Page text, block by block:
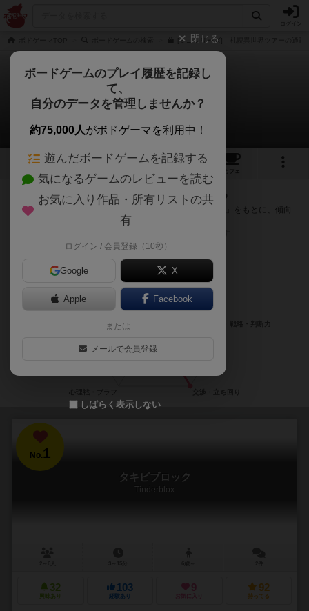
[ミニシリーズ] 札幌異世界ツアーの通販/
札幌異世界ツアー
次のおすすめボードゲーム
3 1
カフェ
『札幌異世界ツアー』が好きな方へのおすすめ
このゲームのトップページで投票された「プレイ感の評価」をもとに、傾向
が近いボードゲームをランキング形式で紹介します。
No.1
タキビブロック
Tinderblox
32
興味あり
103
経験あり
9
お気に入り
92
持ってる
閉じる
ボードゲームのプレイ履歴を記録し
て、
自分のデータを管理しませんか？
約75,000人がボドゲーマを利用中！
遊んだボードゲームを記録する
気になるゲームのレビューを読む
お気に入り作品・所有リストの共
有
ログイン / 会員登録（10秒）
Google X
Apple Facebook
または
メールで会員登録
しばらく表示しない